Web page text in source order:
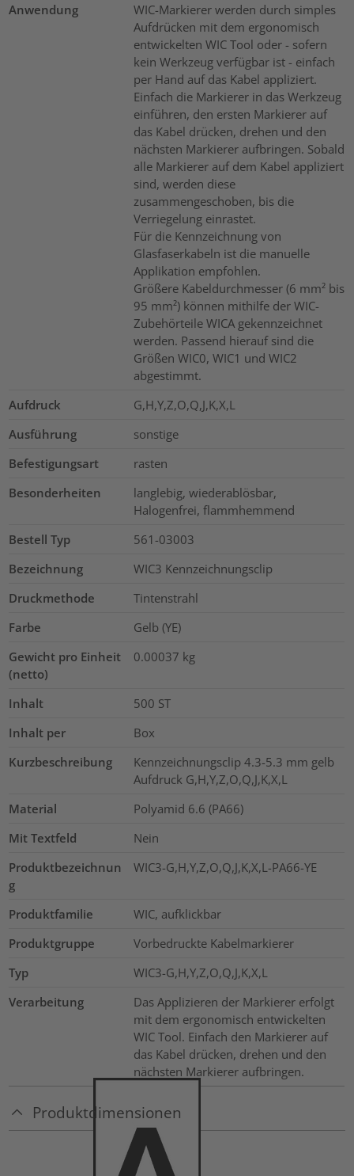
Anwendung
WIC-Markierer werden durch simples
Aufdrücken mit dem ergonomisch
entwickelten WIC Tool oder - sofern
kein Werkzeug verfügbar ist - einfach
per Hand auf das Kabel appliziert.
Einfach die Markierer in das Werkzeug
einführen, den ersten Markierer auf
das Kabel drücken, drehen und den
nächsten Markierer aufbringen. Sobald
alle Markierer auf dem Kabel appliziert
sind, werden diese
zusammengeschoben, bis die
Verriegelung einrastet.
Für die Kennzeichnung von
Glasfaserkabeln ist die manuelle
Applikation empfohlen.
Größere Kabeldurchmesser (6 mm² bis
95 mm²) können mithilfe der WIC-
Zubehörteile WICA gekennzeichnet
werden. Passend hierauf sind die
Größen WIC0, WIC1 und WIC2
abgestimmt.
Aufdruck
G,H,Y,Z,O,Q,J,K,X,L
Ausführung
sonstige
Befestigungsart
rasten
Besonderheiten
langlebig, wiederablösbar,
Halogenfrei, flammhemmend
Bestell Typ
561-03003
Bezeichnung
WIC3 Kennzeichnungsclip
Druckmethode
Tintenstrahl
Farbe
Gelb (YE)
Gewicht pro Einheit
(netto)
0.00037 kg
Inhalt 500 ST
Inhalt per
Box
Kurzbeschreibung
Kennzeichnungsclip 4.3-5.3 mm gelb
Aufdruck G,H,Y,Z,O,Q,J,K,X,L
Material
Polyamid 6.6 (PA66)
Mit Textfeld
Nein
Produktbezeichnun
g
WIC3-G,H,Y,Z,O,Q,J,K,X,L-PA66-YE
Produktfamilie
WIC, aufklickbar
Produktgruppe
Vorbedruckte Kabelmarkierer
Typ
WIC3-G,H,Y,Z,O,Q,J,K,X,L
Verarbeitung
Das Applizieren der Markierer erfolgt
mit dem ergonomisch entwickelten
WIC Tool. Einfach den Markierer auf
das Kabel drücken, drehen und den
nächsten Markierer aufbringen.
Produktdimensionen